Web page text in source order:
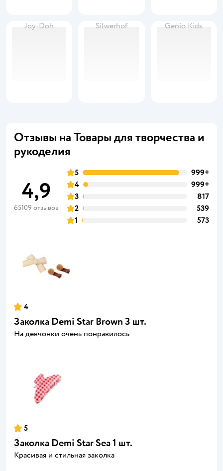
Joy-Doh Silwerhof Genio Kids
Отзывы на Товары для творчества и
рукоделия
4,9
65109 отзывов
5
999+
4
999+
3
817
2
539
1
573
4
Заколка Demi Star Brown 3 шт.
На девчонки очень понравилось
5
Заколка Demi Star Sea 1 шт.
Красивая и стильная заколка